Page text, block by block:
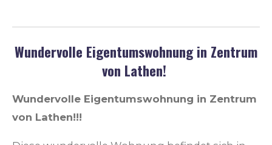
Wundervolle Eigentumswohnung in Zentrum
von Lathen!
Wundervolle Eigentumswohnung in Zentrum
von Lathen!!!